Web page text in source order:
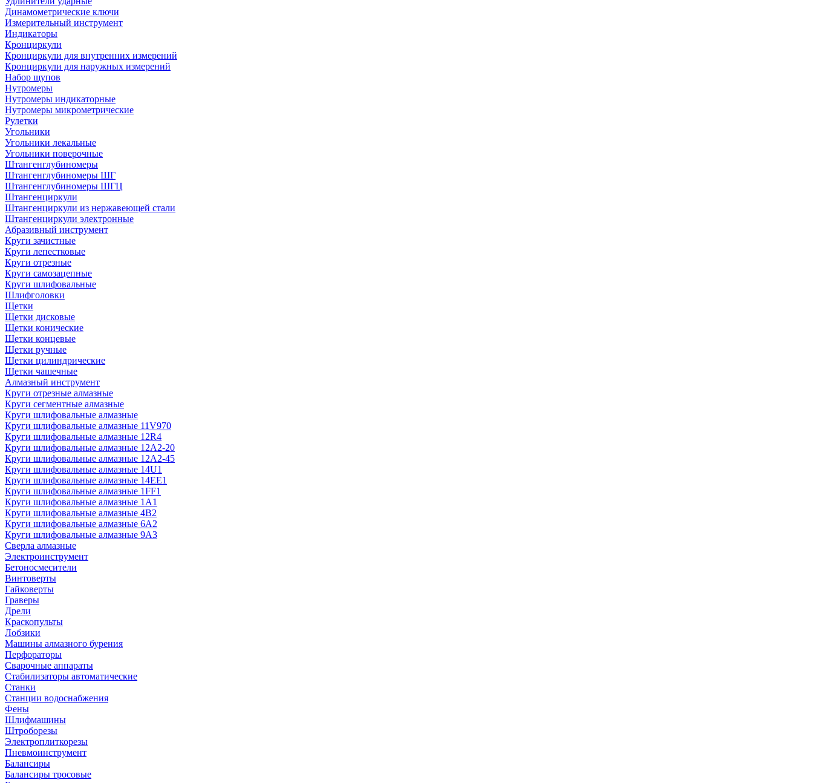
Динамометрические ключи
Измерительный инструмент
Индикаторы
Кронциркули
Кронциркули для внутренних измерений
Кронциркули для наружных измерений
Набор щупов
Нутромеры
Нутромеры индикаторные
Нутромеры микрометрические
Рулетки
Угольники
Угольники лекальные
Угольники поверочные
Штангенглубиномеры
Штангенглубиномеры ШГ
Штангенглубиномеры ШГЦ
Штангенциркули
Штангенциркули из нержавеющей стали
Штангенциркули электронные
Абразивный инструмент
Круги зачистные
Круги лепестковые
Круги отрезные
Круги самозацепные
Круги шлифовальные
Шлифголовки
Щетки
Щетки дисковые
Щетки конические
Щетки концевые
Щетки ручные
Щетки цилиндрические
Щетки чашечные
Алмазный инструмент
Круги отрезные алмазные
Круги сегментные алмазные
Круги шлифовальные алмазные
Круги шлифовальные алмазные 11V970
Круги шлифовальные алмазные 12R4
Круги шлифовальные алмазные 12А2-20
Круги шлифовальные алмазные 12А2-45
Круги шлифовальные алмазные 14U1
Круги шлифовальные алмазные 14ЕЕ1
Круги шлифовальные алмазные 1FF1
Круги шлифовальные алмазные 1А1
Круги шлифовальные алмазные 4В2
Круги шлифовальные алмазные 6A2
Круги шлифовальные алмазные 9А3
Сверла алмазные
Электроинструмент
Бетоносмесители
Винтоверты
Гайковерты
Граверы
Дрели
Краскопульты
Лобзики
Машины алмазного бурения
Перфораторы
Сварочные аппараты
Стабилизаторы автоматические
Станки
Станции водоснабжения
Фены
Шлифмашины
Штроборезы
Электроплиткорезы
Пневмоинструмент
Балансиры
Балансиры тросовые